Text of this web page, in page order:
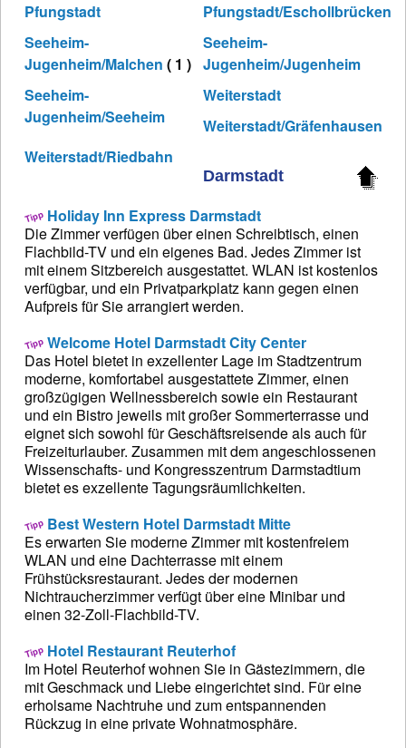
Pfungstadt
Pfungstadt/Eschollbrücken
Seeheim-
Jugenheim/Malchen ( 1 )
Seeheim-
Jugenheim/Jugenheim
Seeheim-
Jugenheim/Seeheim
Weiterstadt
Weiterstadt/Gräfenhausen
Weiterstadt/Riedbahn
Darmstadt
Holiday Inn Express Darmstadt
Die Zimmer verfügen über einen Schreibtisch, einen
Flachbild-TV und ein eigenes Bad. Jedes Zimmer ist
mit einem Sitzbereich ausgestattet. WLAN ist kostenlos
verfügbar, und ein Privatparkplatz kann gegen einen
Aufpreis für Sie arrangiert werden.
Welcome Hotel Darmstadt City Center
Das Hotel bietet in exzellenter Lage im Stadtzentrum
moderne, komfortabel ausgestattete Zimmer, einen
großzügigen Wellnessbereich sowie ein Restaurant
und ein Bistro jeweils mit großer Sommerterrasse und
eignet sich sowohl für Geschäftsreisende als auch für
Freizeiturlauber. Zusammen mit dem angeschlossenen
Wissenschafts- und Kongresszentrum Darmstadtium
bietet es exzellente Tagungsräumlichkeiten.
Best Western Hotel Darmstadt Mitte
Es erwarten Sie moderne Zimmer mit kostenfreiem
WLAN und eine Dachterrasse mit einem
Frühstücksrestaurant. Jedes der modernen
Nichtraucherzimmer verfügt über eine Minibar und
einen 32-Zoll-Flachbild-TV.
Hotel Restaurant Reuterhof
Im Hotel Reuterhof wohnen Sie in Gästezimmern, die
mit Geschmack und Liebe eingerichtet sind. Für eine
erholsame Nachtruhe und zum entspannenden
Rückzug in eine private Wohnatmosphäre.